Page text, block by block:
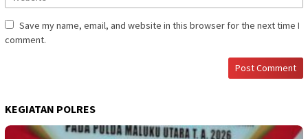
Save my name, email, and website in this browser for the next time I
comment.
KEGIATAN POLRES